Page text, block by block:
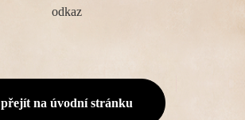
odkaz
přejít na úvodní stránku